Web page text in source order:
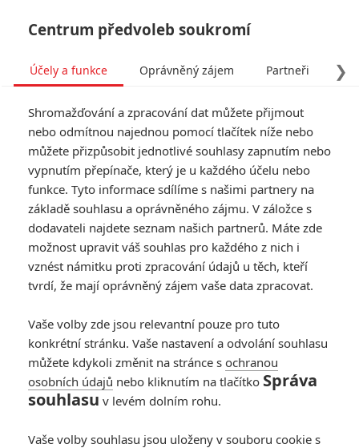
Tag: Walt Disney Animation
ČLÁNKY FILMY(0) OSOBY(0) VIDEA (0)
Marvel a Star Wars
omezí rozpočty a
počet novinek
Centrum předvoleb soukromí
❯
Účely a funkce Oprávněný zájem Partneři
Shromažďování a zpracování dat můžete přijmout
nebo odmítnou najednou pomocí tlačítek níže nebo
můžete přizpůsobit jednotlivé souhlasy zapnutím nebo
vypnutím přepínače, který je u každého účelu nebo
funkce. Tyto informace sdílíme s našimi partnery na
základě souhlasu a oprávněného zájmu. V záložce s
dodavateli najdete seznam našich partnerů. Máte zde
možnost upravit váš souhlas pro každého z nich i
vznést námitku proti zpracování údajů u těch, kteří
tvrdí, že mají oprávněný zájem vaše data zpracovat.
Vaše volby zde jsou relevantní pouze pro tuto
konkrétní stránku. Vaše nastavení a odvolání souhlasu
můžete kdykoli změnit na stránce s ochranou
osobních údajů nebo kliknutím na tlačítko Správa
souhlasu v levém dolním rohu.
Vaše volby souhlasu jsou uloženy v souboru cookie s